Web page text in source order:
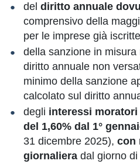
del diritto annuale
comprensivo della
per le imprese già
della sanzione in misura
diritto annuale non
minimo della sanzione
calcolato sul diritto
degli interessi moratori
del 1,60% dal 1°
31 dicembre 2025), con
giornaliera dal giorno